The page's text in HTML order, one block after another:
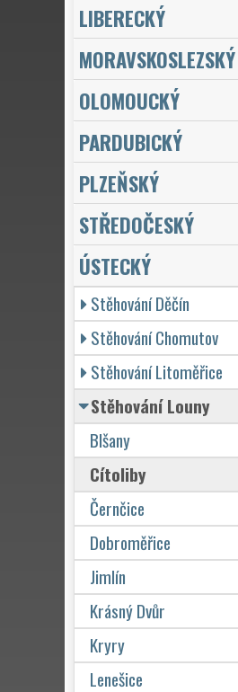
LIBERECKÝ
MORAVSKOSLEZSKÝ
OLOMOUCKÝ
PARDUBICKÝ
PLZEŇSKÝ
STŘEDOČESKÝ
ÚSTECKÝ
Stěhování Děčín
Stěhování Chomutov
Stěhování Litoměřice
Stěhování Louny
Blšany
Cítoliby
Černčice
Dobroměřice
Jimlín
Krásný Dvůr
Kryry
Lenešice